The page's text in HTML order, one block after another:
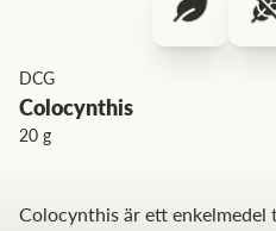
DCG
Colocynthis
20 g
Colocynthis är ett